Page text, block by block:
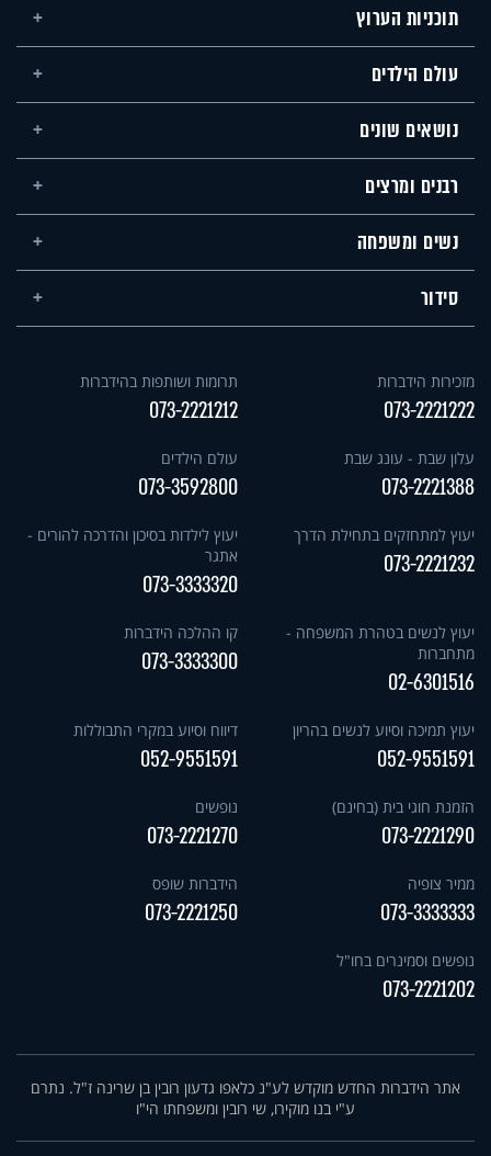
תוכניות הערוץ
עולם הילדים
נושאים שונים
רבנים ומרצים
נשים ומשפחה
סידור
מזכירות הידברות
073-2221222
תרומות ושותפות בהידברות
073-2221212
עלון שבת - עונג שבת
073-2221388
עולם הילדים
073-3592800
יעוץ למתחזקים בתחילת הדרך
073-2221232
יעוץ לילדות בסיכון והדרכה להורים -
אתגר
073-3333320
יעוץ לנשים בטהרת המשפחה -
מתחברות
02-6301516
קו ההלכה הידברות
073-3333300
יעוץ תמיכה וסיוע לנשים בהריון
052-9551591
דיווח וסיוע במקרי התבוללות
052-9551591
הזמנת חוגי בית (בחינם)
073-2221290
נופשים
073-2221270
ממיר צופיה
073-3333333
הידברות שופס
073-2221250
נופשים וסמינרים בחו"ל
073-2221202
אתר הידברות החדש מוקדש לע"נ כלאפו גדעון רובין בן שרינה ז"ל. נתרם
ע"י בנו מוקירו, שי רובין ומשפחתו הי"ו